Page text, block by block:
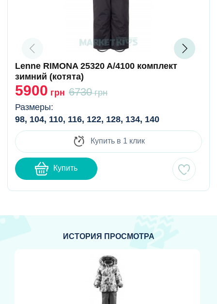
Lenne RIMONA 25320 A/4100 комплект
зимний (котята)
5900 грн 6730грн
Размеры:
98, 104, 110, 116, 122, 128, 134, 140
Купить в 1 клик
Купить
ИСТОРИЯ ПРОСМОТРА